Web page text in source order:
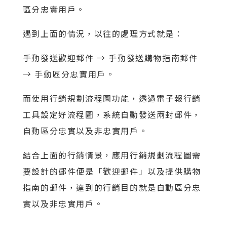
區分忠實用戶。
遇到上面的情況，以往的處理方式就是：
手動發送歡迎郵件 → 手動發送購物指南郵件
→ 手動區分忠實用戶。
而使用行銷規劃流程圖功能，透過電子報行銷
工具設定好流程圖，系統自動發送兩封郵件，
自動區分忠實以及非忠實用戶。
結合上面的行銷情景，應用行銷規劃流程圖需
要設計的郵件便是「歡迎郵件」以及提供購物
指南的郵件，達到的行銷目的就是自動區分忠
實以及非忠實用戶。